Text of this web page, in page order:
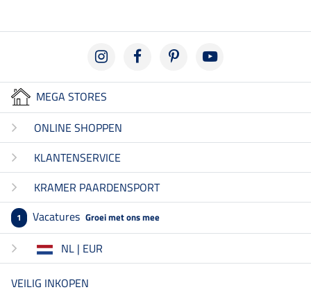
MEGA STORES
ONLINE SHOPPEN
KLANTENSERVICE
KRAMER PAARDENSPORT
1 Vacatures Groei met ons mee
NL | EUR
VEILIG INKOPEN